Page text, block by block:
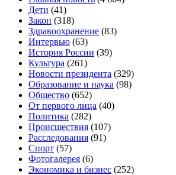
Дети (41)
Закон (318)
Здравоохранение (83)
Интервью (63)
История России (39)
Культура (261)
Новости президента (329)
Образование и наука (98)
Общество (652)
От первого лица (40)
Политика (282)
Происшествия (107)
Расследования (91)
Спорт (57)
Фотогалерея (6)
Экономика и бизнес (252)